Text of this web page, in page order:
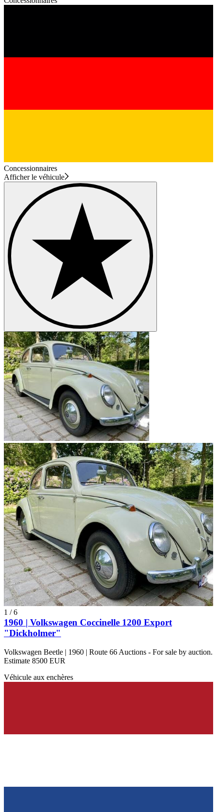
Concessionnaires
Afficher le véhicule
1 /6
1960 | Volkswagen Coccinelle 1200 Export
"Dickholmer"
Volkswagen Beetle | 1960 | Route 66 Auctions - For sale by auction.
Estimate 8500 EUR
Véhicule aux enchères